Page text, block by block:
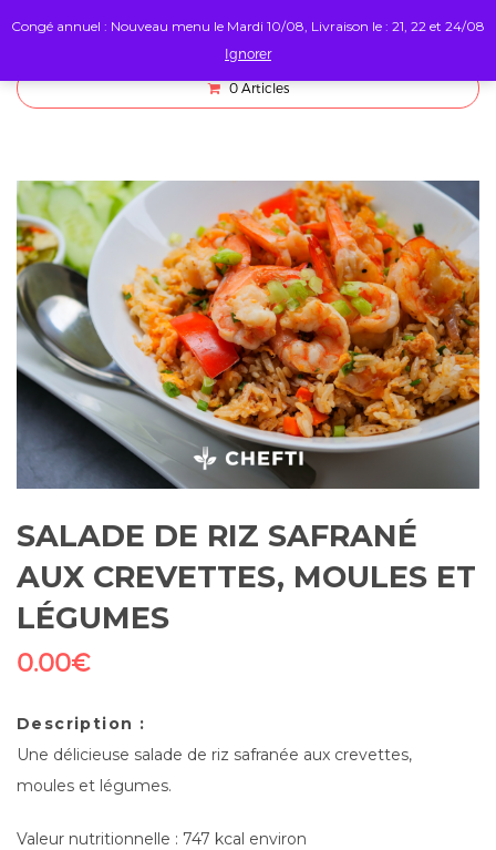
0 Articles
SALADE DE RIZ SAFRANÉ
AUX CREVETTES, MOULES ET
LÉGUMES
0.00€
Description :
Une délicieuse salade de riz safranée aux crevettes,
moules et légumes.
Valeur nutritionnelle : 747 kcal environ
Congé annuel : Nouveau menu le Mardi 10/08, Livraison le : 21, 22 et 24/08
Ignorer